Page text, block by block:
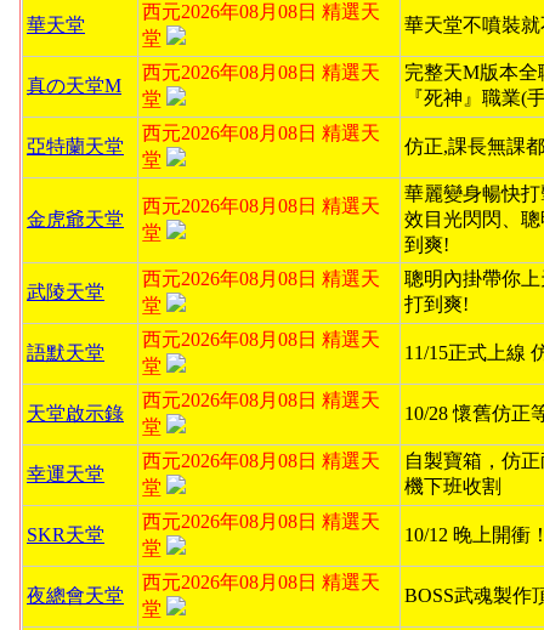
華天堂
西元2026年08月08日 精選天
堂
華天堂不噴裝
真の天堂M
西元2026年08月08日 精選天
堂
完整天M版本全
『死神』職業(
亞特蘭天堂
西元2026年08月08日 精選天
堂
仿正,課長無課
金虎爺天堂
西元2026年08月08日 精選天
堂
華麗變身暢快
效目光閃閃、
到爽!
武陵天堂
西元2026年08月08日 精選天
堂
聰明內掛帶你
打到爽!
語默天堂
西元2026年08月08日 精選天
堂
11/15正式上線
天堂啟示錄
西元2026年08月08日 精選天
堂
10/28 懷舊仿正
幸運天堂
西元2026年08月08日 精選天
堂
自製寶箱，仿
機下班收割
SKR天堂
西元2026年08月08日 精選天
堂
10/12 晚上開衝
夜總會天堂
西元2026年08月08日 精選天
堂
BOSS武魂製作